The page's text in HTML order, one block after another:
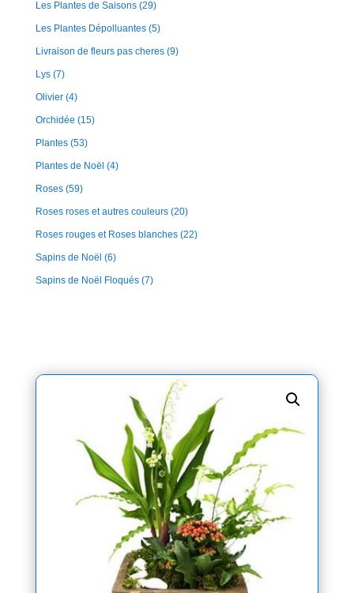
Les Plantes de Saisons (29)
Les Plantes Dépolluantes (5)
Livraison de fleurs pas cheres (9)
Lys (7)
Olivier (4)
Orchidée (15)
Plantes (53)
Plantes de Noël (4)
Roses (59)
Roses roses et autres couleurs (20)
Roses rouges et Roses blanches (22)
Sapins de Noël (6)
Sapins de Noël Floqués (7)